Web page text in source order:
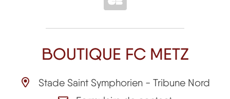
BOUTIQUE FC METZ
Stade Saint Symphorien - Tribune Nord